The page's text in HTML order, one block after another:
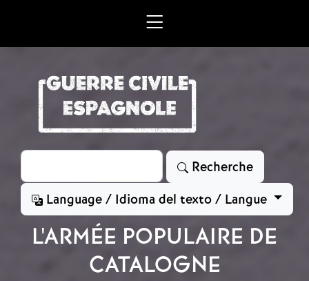
Rechercher
Recherche
Language / Idioma del texto / Langue
L'ARMÉE POPULAIRE DE
CATALOGNE